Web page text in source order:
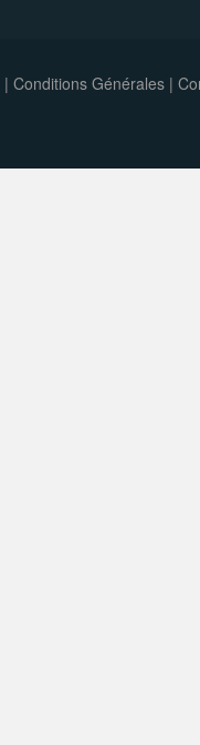
| Conditions Générales|